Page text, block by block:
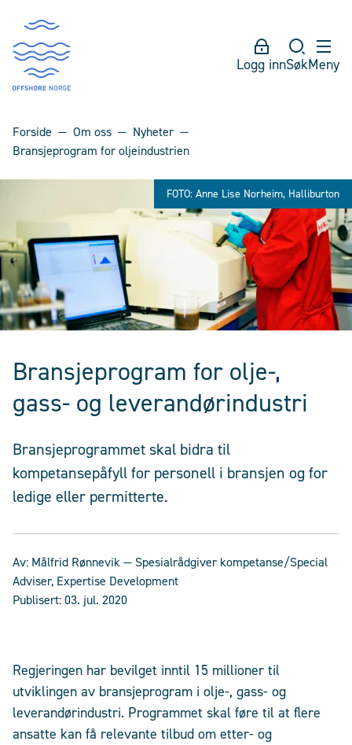
Logg innSøkMeny
Forside Om oss
Nyheter
Bransjeprogram for oljeindustrien
FOTO: Anne Lise Norheim, Halliburton
Bransjeprogram for olje-,
gass- og leverandørindustri
Bransjeprogrammet skal bidra til
kompetansepåfyll for personell i bransjen og for
ledige eller permitterte.
Av: Målfrid Rønnevik— Spesialrådgiver kompetanse/Special
Adviser, Expertise Development
Publisert:03. jul. 2020
Regjeringen har bevilget inntil 15 millioner til
utviklingen av bransjeprogram i olje-, gass- og
leverandørindustri. Programmet skal føre til at flere
ansatte kan få relevante tilbud om etter- og